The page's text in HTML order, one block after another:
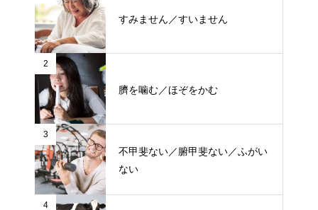
すみません／すいません
2
臍を噛む／ほぞをかむ
3
不甲斐ない／腑甲斐ない／ふがい
ない
4